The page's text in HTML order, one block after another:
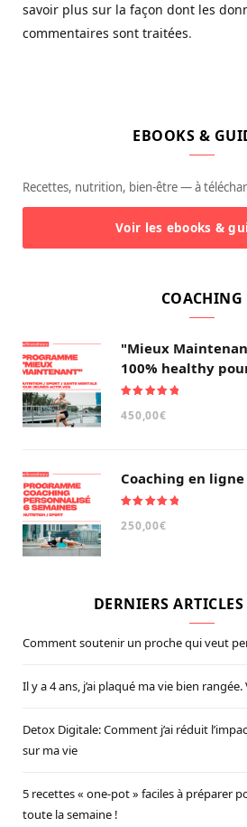
savoir plus sur la façon dont les
commentaires sont traitées.
EBOOKS &
Recettes, nutrition, bien-être — à
Voir les ebooks &
COACHING
"Mieux
100% healthy
sur 5
450,00€
Coaching en
sur 5
250,00€
DERNIERS
Comment soutenir un proche qui veut
Il y a 4 ans, j’ai plaqué ma vie bien rangée.
Detox Digitale: Comment j’ai réduit
sur ma vie
5 recettes « one-pot » faciles à préparer
toute la semaine !